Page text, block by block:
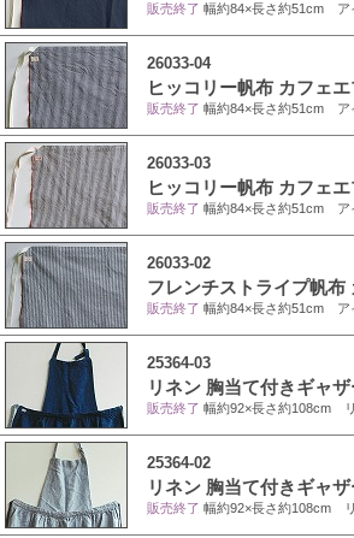
販売終了 幅約84×長さ約51cm ア
26033-04
ヒッコリー帆布 カフェ
販売終了 幅約84×長さ約51cm ア
26033-03
ヒッコリー帆布 カフェ
販売終了 幅約84×長さ約51cm ア
26033-02
フレンチストライプ帆布
販売終了 幅約84×長さ約51cm ア
25364-03
リネン 胸当て付きギャ
販売終了 幅約92×長さ約108cm
25364-02
リネン 胸当て付きギャ
販売終了 幅約92×長さ約108cm